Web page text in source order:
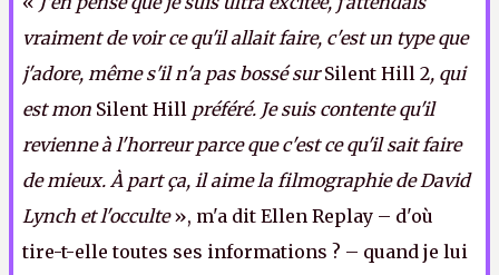
vraiment de voir ce qu'il allait faire, c'est un type que
j'adore, même s'il n'a pas bossé surSilent Hill 2, qui
est mon Silent Hill préféré. Je suis contente qu'il
revienne à l'horreur parce que c'est ce qu'il sait faire
de mieux. À part ça, il aime la filmographie de David
Lynch et l'occulte», m'a dit Ellen Replay – d'où
tire-t-elle toutes ses informations ? – quand je lui